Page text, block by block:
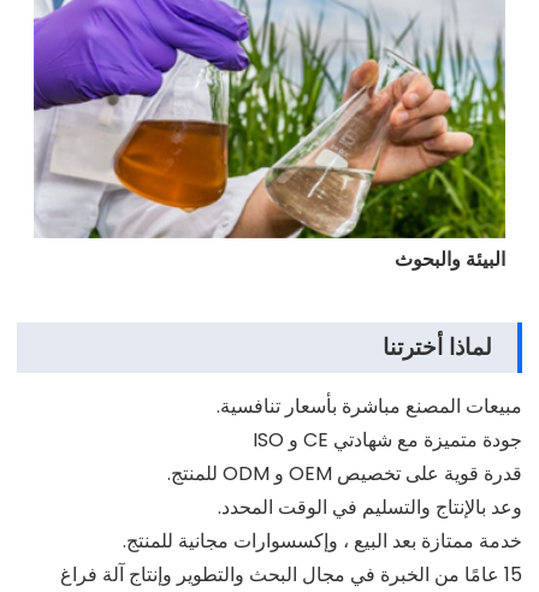
البيئة والبحوث
لماذا أخترتنا
مبيعات المصنع مباشرة بأسعار تنافسية.
جودة متميزة مع شهادتي CE و ISO
قدرة قوية على تخصيص OEM و ODM للمنتج.
وعد بالإنتاج والتسليم في الوقت المحدد.
خدمة ممتازة بعد البيع ، وإكسسوارات مجانية للمنتج.
15 عامًا من الخبرة في مجال البحث والتطوير وإنتاج آلة فراغ